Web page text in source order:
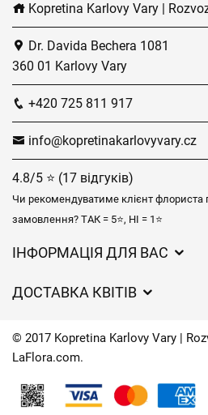
Kopretina Karlovy Vary |
Dr. Davida Bechera 1081
360 01 Karlovy Vary
+420 725 811 917
info@kopretinakarlovyvary.cz
4.8/5 ⭐ (17 відгуків)
Чи рекомендуватиме клієнт флориста
замовлення? ТАК = 5⭐, НІ = 1⭐
ІНФОРМАЦІЯ ДЛЯ ВАС
Захист персональних даних
Час доставки квітів – огляд
ДОСТАВКА КВІТІВ
Куди ми доставляємо квіти
Контакти
© 2017 Kopretina Karlovy Vary |
LaFlora.com.